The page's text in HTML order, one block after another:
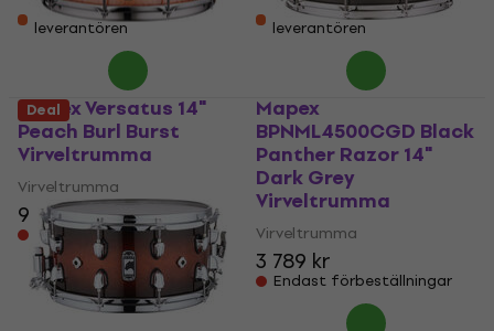
Finns i lager hos
leverantören
Finns i lager hos
leverantören
Mapex Versatus 14"
Peach Burl Burst
Virveltrumma
Virveltrumma
9 579 kr
Endast förbeställningar
Mapex
BPNML4500CGD Black
Panther Razor 14"
Dark Grey
Virveltrumma
Virveltrumma
3 789 kr
Endast förbeställningar
Deal